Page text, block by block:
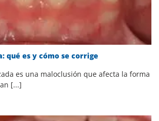
qué es y cómo se corrige
es una maloclusión que afecta la forma
[...]